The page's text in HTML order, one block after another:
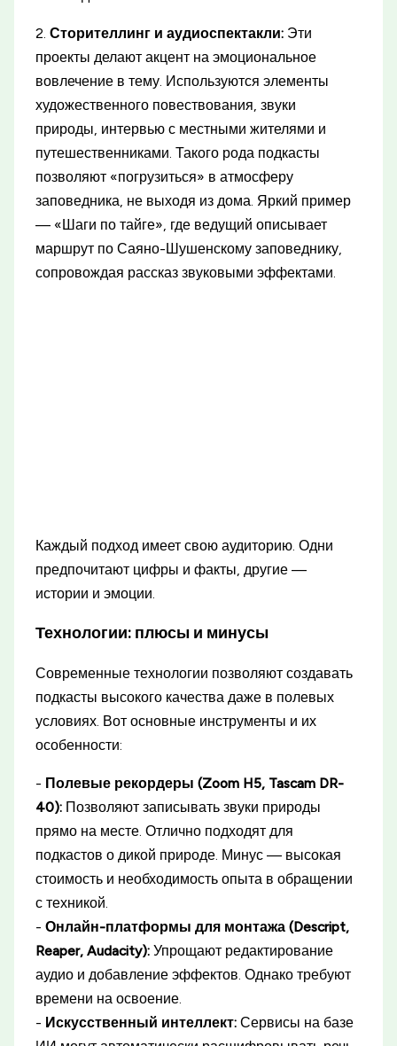
2.Сторителлинг и аудиоспектакли: Эти
проекты делают акцент на эмоциональное
вовлечение в тему. Используются элементы
художественного повествования, звуки
природы, интервью с местными жителями и
путешественниками. Такого рода подкасты
позволяют «погрузиться» в атмосферу
заповедника, не выходя из дома. Яркий пример
— «Шаги по тайге», где ведущий описывает
маршрут по Саяно-Шушенскому заповеднику,
сопровождая рассказ звуковыми эффектами.
Каждый подход имеет свою аудиторию. Одни
предпочитают цифры и факты, другие —
истории и эмоции.
Технологии: плюсы и минусы
Современные технологии позволяют создавать
подкасты высокого качества даже в полевых
условиях. Вот основные инструменты и их
особенности:
- Полевые рекордеры (Zoom H5, Tascam DR-
40): Позволяют записывать звуки природы
прямо на месте. Отлично подходят для
подкастов о дикой природе. Минус — высокая
стоимость и необходимость опыта в обращении
с техникой.
-Онлайн-платформы для монтажа (Descript,
Reaper, Audacity): Упрощают редактирование
аудио и добавление эффектов. Однако требуют
времени на освоение.
- Искусственный интеллект: Сервисы на базе